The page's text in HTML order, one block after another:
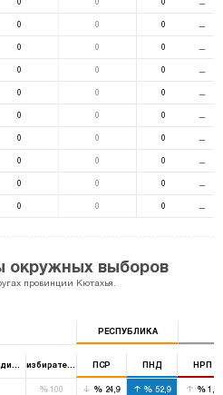
0 0 0
0 0 0
0 0 0
0 0 0
0 0 0
0 0 0
0 0 0
0 0 0
0 0 0
окружных выборов
провинции Кютахья.
РЕСПУБЛИКА
ПСР ПНД НРП
%100 %24,9 % 52,9 %1,2